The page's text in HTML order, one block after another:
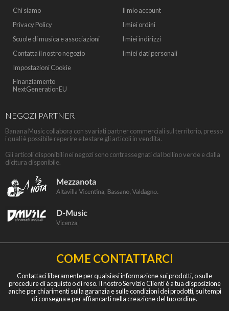
Chi siamo
Privacy Policy
Scuole di musica e associazioni
Contatta il nostro negozio
Impostazioni Cookie
Finanziamento
NextGenerationEU
Il mio account
I miei ordini
I miei indirizzi
I miei dati personali
NEGOZI PARTNER
Banana Music collabora con svariati partner commerciali sul territorio, presso
i quali è possibile reperire e testare gli articoli in vendita.
Gli articoli disponibili nei negozi sono contrassegnati dal bollino verde e dalla
dicitura disponibile.
COME CONTATTARCI
Contattaci liberamente per qualsiasi informazione sui prodotti, o sulle
procedure di acquisto o di reso. Il nostro Servizio Clienti è a tua disposizione
anche per chiarimenti sulla garanzia e sulle condizioni dei prodotti, sui tempi
di consegna e per affiancarti nella creazione del tuo ordine.